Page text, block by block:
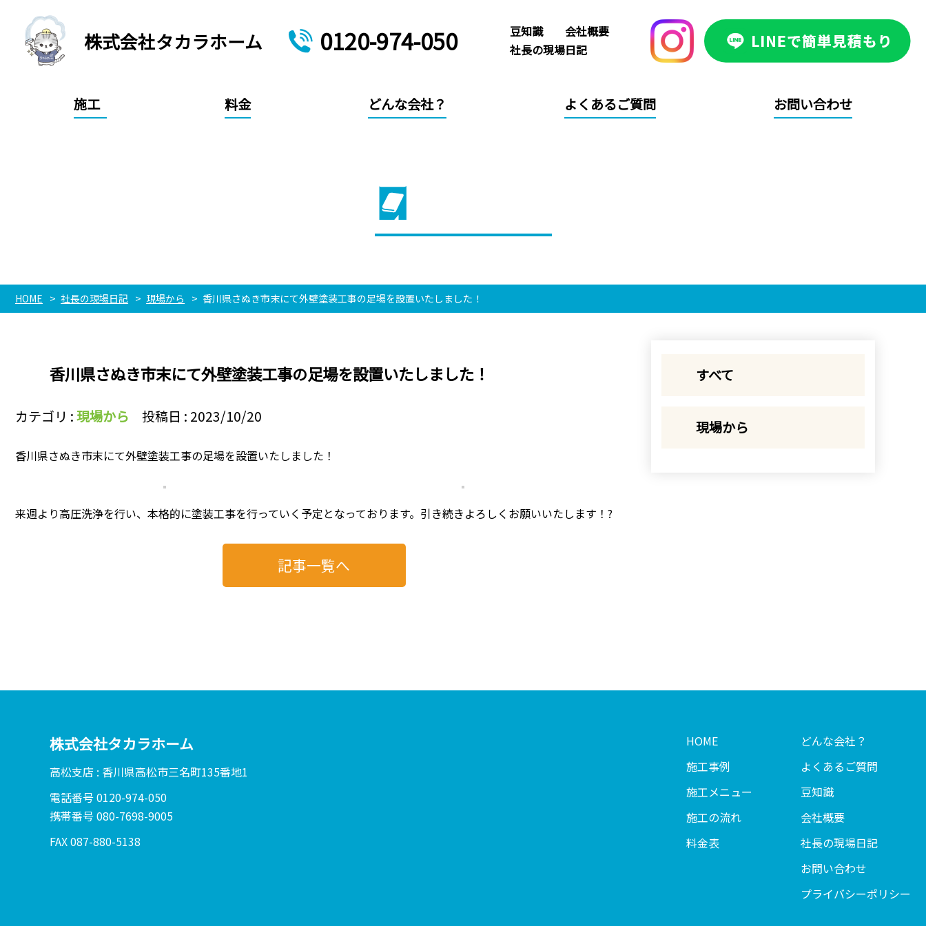
株式会社タカラホーム 0120-974-050 豆知識
会社概要
社長の現場日記
施工 料金 どんな会社？ よくあるご質問 お問い合わせ
HOME 社長の現場日記 現場から 香川県さぬき市末にて外壁塗装工事の足場を設置いたしました！
香川県さぬき市末にて外壁塗装工事の足場を設置いたしました！
カテゴリ :現場から 投稿日 : 2023/10/20
香川県さぬき市末にて外壁塗装工事の足場を設置いたしました！
来週より高圧洗浄を行い、本格的に塗装工事を行っていく予定となっております。引き続きよろしくお願いいたします！?
記事一覧へ
すべて
現場から
株式会社タカラホーム
高松支店 : 香川県高松市三名町135番地1
電話番号 0120-974-050
携帯番号 080-7698-9005
FAX 087-880-5138
HOME
施工事例
施工メニュー
施工の流れ
料金表
どんな会社？
よくあるご質問
豆知識
会社概要
社長の現場日記
お問い合わせ
プライバシーポリシー